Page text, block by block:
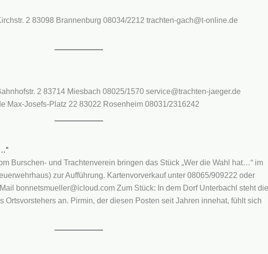
2 83098 Brannenburg 08034/2212 trachten-gach@t-online.de
2 83714 Miesbach 08025/1570 service@trachten-jaeger.de
Max-Josefs-Platz 22 83022 Rosenheim 08031/2316242
Burschen- und Trachtenverein bringen das Stück „Wer die Wahl hat…“ im
zur Aufführung. Kartenvorverkauf unter 08065/909222 oder
bonnetsmueller@icloud.com Zum Stück: In dem Dorf Unterbachl steht die
Ortsvorstehers an. Pirmin, der diesen Posten seit Jahren innehat, fühlt sich